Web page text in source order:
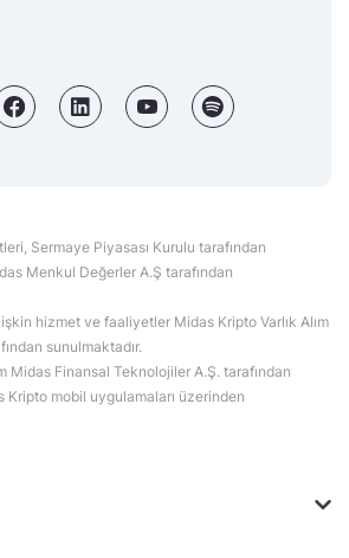
Sermaye Piyasası Kurulu tarafından
Menkul Değerler A.Ş tarafından
hizmet ve faaliyetler Midas Kripto Varlık Alım
sunulmaktadır.
Midas Finansal Teknolojiler A.Ş. tarafından
Kripto mobil uygulamaları üzerinden